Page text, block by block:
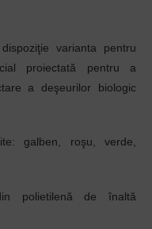
varianta pentru
proiectată pentru a
a deşeurilor biologic
galben, roşu, verde,
polietilenă de înaltă